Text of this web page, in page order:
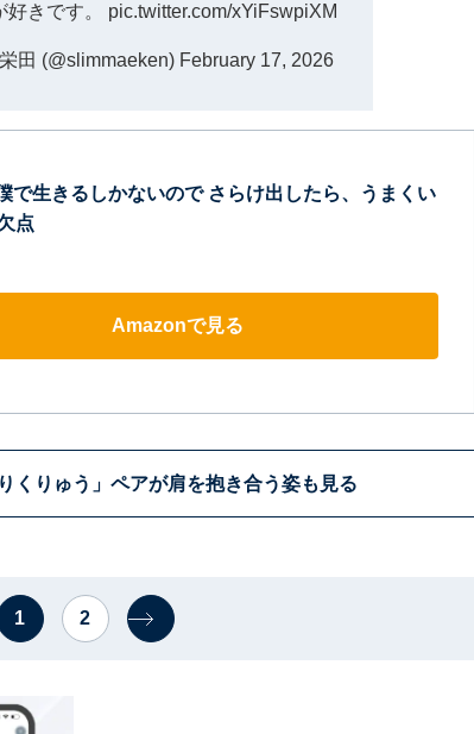
好きです。 pic.twitter.com/xYiFswpiXM
田 (@slimmaeken) February 17, 2026
で生きるしかないので さらけ出したら、うまくい
点
Amazonで見る
りくりゅう」ペアが肩を抱き合う姿も見る
1 2